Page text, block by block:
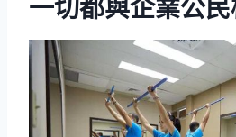
一切都與企業公民